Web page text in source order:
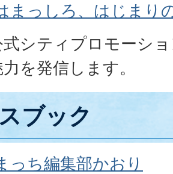
まっしろ、はじまり
式シティプロモーシ
を発信します。
ブック
っち編集部かおり